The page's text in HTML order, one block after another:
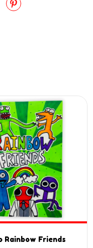
Rainbow Friends